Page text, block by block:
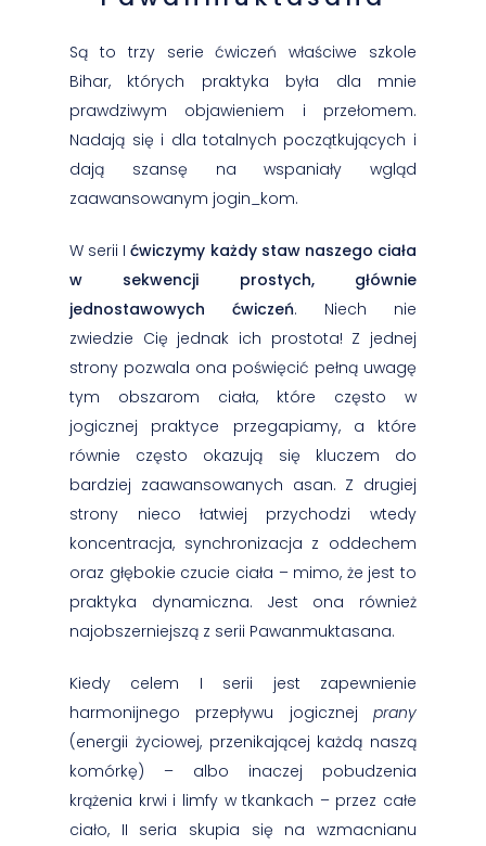
Są to trzy serie ćwiczeń właściwe szkole
Bihar, których praktyka była dla mnie
prawdziwym objawieniem i przełomem.
Nadają się i dla totalnych początkujących i
dają szansę na wspaniały wgląd
zaawansowanym jogin_kom.
W serii Ićwiczymy każdy staw naszego ciała
w sekwencji prostych, głównie
jednostawowych ćwiczeń. Niech nie
zwiedzie Cię jednak ich prostota! Z jednej
strony pozwala ona poświęcić pełną uwagę
tym obszarom ciała, które często w
jogicznej praktyce przegapiamy, a które
równie często okazują się kluczem do
bardziej zaawansowanych asan. Z drugiej
strony nieco łatwiej przychodzi wtedy
koncentracja, synchronizacja z oddechem
oraz głębokie czucie ciała – mimo, że jest to
praktyka dynamiczna. Jest ona również
najobszerniejszą z serii Pawanmuktasana.
Kiedy celem I serii jest zapewnienie
harmonijnego przepływu jogicznej prany
(energii życiowej, przenikającej każdą naszą
komórkę) – albo inaczej pobudzenia
krążenia krwi i limfy w tkankach – przez całe
ciało, II seria skupia się na wzmacnianu